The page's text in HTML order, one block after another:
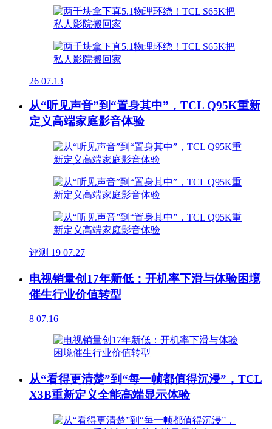
26 07.13
从“听见声音”到“置身其中”，TCL Q95K重新
定义高端家庭影音体验
评测 19 07.27
电视销量创17年新低：开机率下滑与体验困境
催生行业价值转型
8 07.16
从“看得更清楚”到“每一帧都值得沉浸”，TCL
X3B重新定义全能高端显示体验